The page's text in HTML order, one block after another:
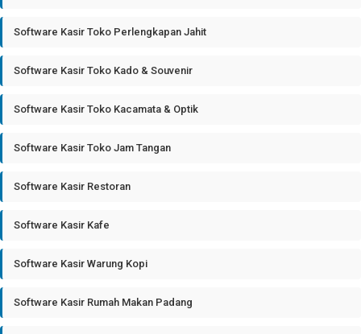
Software Kasir Toko Perlengkapan Jahit
Software Kasir Toko Kado & Souvenir
Software Kasir Toko Kacamata & Optik
Software Kasir Toko Jam Tangan
Software Kasir Restoran
Software Kasir Kafe
Software Kasir Warung Kopi
Software Kasir Rumah Makan Padang